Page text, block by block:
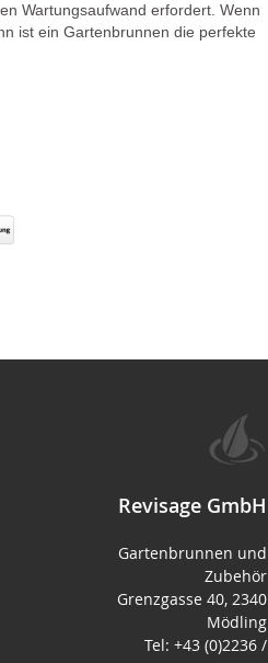
Wartungsaufwand erfordert. Wenn
ist ein Gartenbrunnen die perfekte
Revisage GmbH
Gartenbrunnen und
Zubehör
Grenzgasse 40, 2340
Mödling
Tel: +43 (0)2236 /